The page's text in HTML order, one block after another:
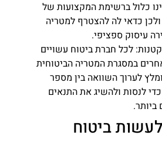
כלול ברשימת המקצועות של
כדאי לה להצטרף למטריה
עיסוק ספציפי.
לכל חברת ביטוח עשויים
במסגרת המטריה הביטוחית
לערוך השוואה בין מספר
לנסות ולהשיג את התנאים
ביותר.
ביטוח